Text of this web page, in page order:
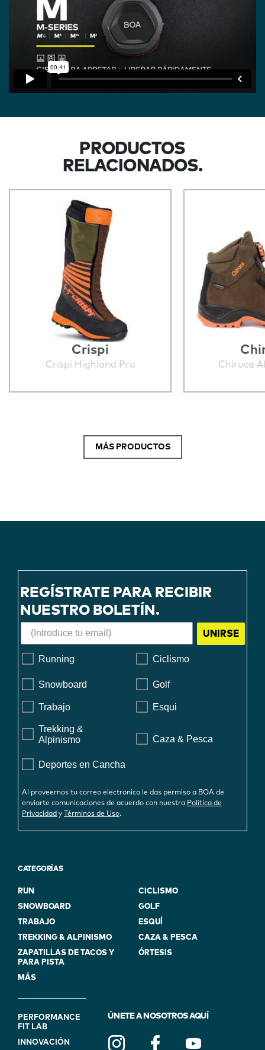
PRODUCTOS
RELACIONADOS.
Crispi
Crispi Highland Pro Chiruca
MÁS PRODUCTOS
REGÍSTRATE PARA RECIBIR
NUESTRO BOLETÍN.
UNIRSE
Running Ciclismo
Snowboard Golf
Trabajo Esqui
Trekking &
Alpinismo
Caza & Pesca
Deportes en Cancha
Al proveernos tu correo electronico le das permiso a BOA de
enviarte comunicaciones de acuerdo con nuestra Política de
Privacidad y Términos de Uso.
CATEGORÍAS
RUN
CICLISMO
SNOWBOARD
GOLF
TRABAJO
ESQUÍ
TREKKING & ALPINISMO
CAZA & PESCA
ZAPATILLAS DE TACOS Y
PARA PISTA
ÓRTESIS
MÁS
FOOTER
NAVIGATION
PERFORMANCE
FIT LAB
INNOVACIÓN
ÚNETE A NOSOTROS AQUÍ